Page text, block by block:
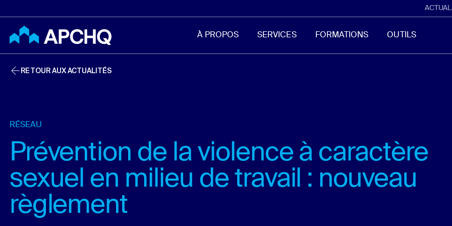
À PROPOS SERVICES FORMATIONS OUTILS
RETOUR AUX ACTUALITÉS
RÉSEAU
Prévention de la violence à caractère
sexuel en milieu de travail : nouveau
règlement